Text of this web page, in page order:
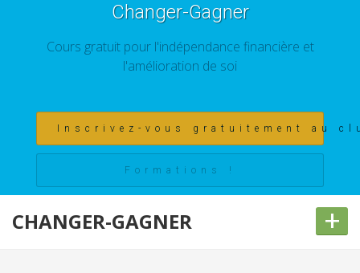
Changer-Gagner
Cours gratuit pour l'indépendance financière et
l'amélioration de soi
Inscrivez-vous gratuitement au
Formations !
CHANGER-GAGNER +